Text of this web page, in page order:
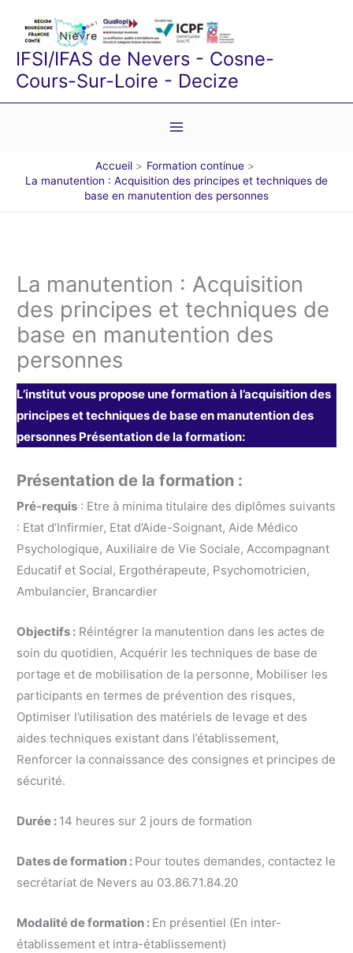
IFSI/IFAS de Nevers - Cosne-
Cours-Sur-Loire - Decize
Accueil
Formation continue
La manutention : Acquisition des principes et techniques de
base en manutention des personnes
La manutention : Acquisition
des principes et techniques de
base en manutention des
personnes
L’institut vous propose une formation à l’acquisition des
principes et techniques de base en manutention des
personnes Présentation de la formation:
Présentation de la formation :
Pré-requis : Etre à minima titulaire des diplômes suivants
: Etat d’Infirmier, Etat d’Aide-Soignant, Aide Médico
Psychologique, Auxiliaire de Vie Sociale, Accompagnant
Educatif et Social, Ergothérapeute, Psychomotricien,
Ambulancier, Brancardier
Objectifs : Réintégrer la manutention dans les actes de
soin du quotidien, Acquérir les techniques de base de
portage et de mobilisation de la personne, Mobiliser les
participants en termes de prévention des risques,
Optimiser l’utilisation des matériels de levage et des
aides techniques existant dans l’établissement,
Renforcer la connaissance des consignes et principes de
sécurité.
Durée : 14 heures sur 2 jours de formation
Dates de formation : Pour toutes demandes, contactez le
secrétariat de Nevers au 03.86.71.84.20
Modalité de formation : En présentiel (En inter-
établissement et intra-établissement)